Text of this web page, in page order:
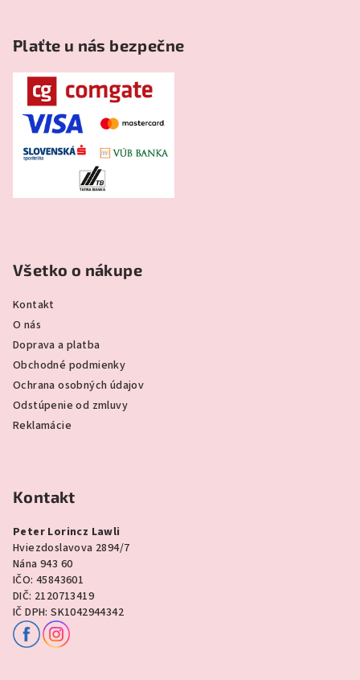
Plaťte u nás bezpečne
Všetko o nákupe
Kontakt
O nás
Doprava a platba
Obchodné podmienky
Ochrana osobných údajov
Odstúpenie od zmluvy
Reklamácie
Kontakt
Peter Lorincz Lawli
Hviezdoslavova 2894/7
Nána 943 60
IČO: 45843601
DIČ: 2120713419
IČ DPH: SK1042944342